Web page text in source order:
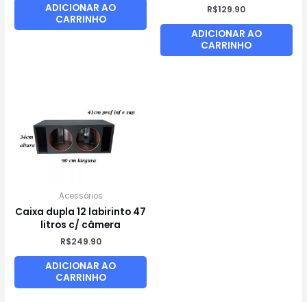
ADICIONAR AO
CARRINHO
R$129.90
ADICIONAR AO
CARRINHO
Acessórios
Caixa dupla 12 labirinto 47
litros c/ câmera
R$249.90
ADICIONAR AO
CARRINHO